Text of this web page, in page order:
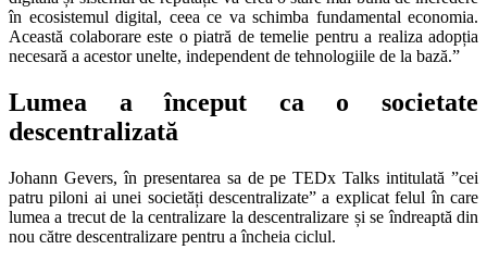
în ecosistemul digital, ceea ce va schimba fundamental economia.
Această colaborare este o piatră de temelie pentru a realiza adopția
necesară a acestor unelte, independent de tehnologiile de la bază.”
Lumea a început ca o societate
descentralizată
Johann Gevers, în presentarea sa de pe TEDx Talks intitulată ”cei
patru piloni ai unei societăți descentralizate” a explicat felul în care
lumea a trecut de la centralizare la descentralizare și se îndreaptă din
nou către descentralizare pentru a încheia ciclul.